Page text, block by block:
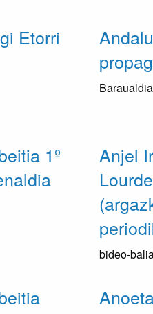
Etorri
Baraualdia
1º
Anjel
bideo-